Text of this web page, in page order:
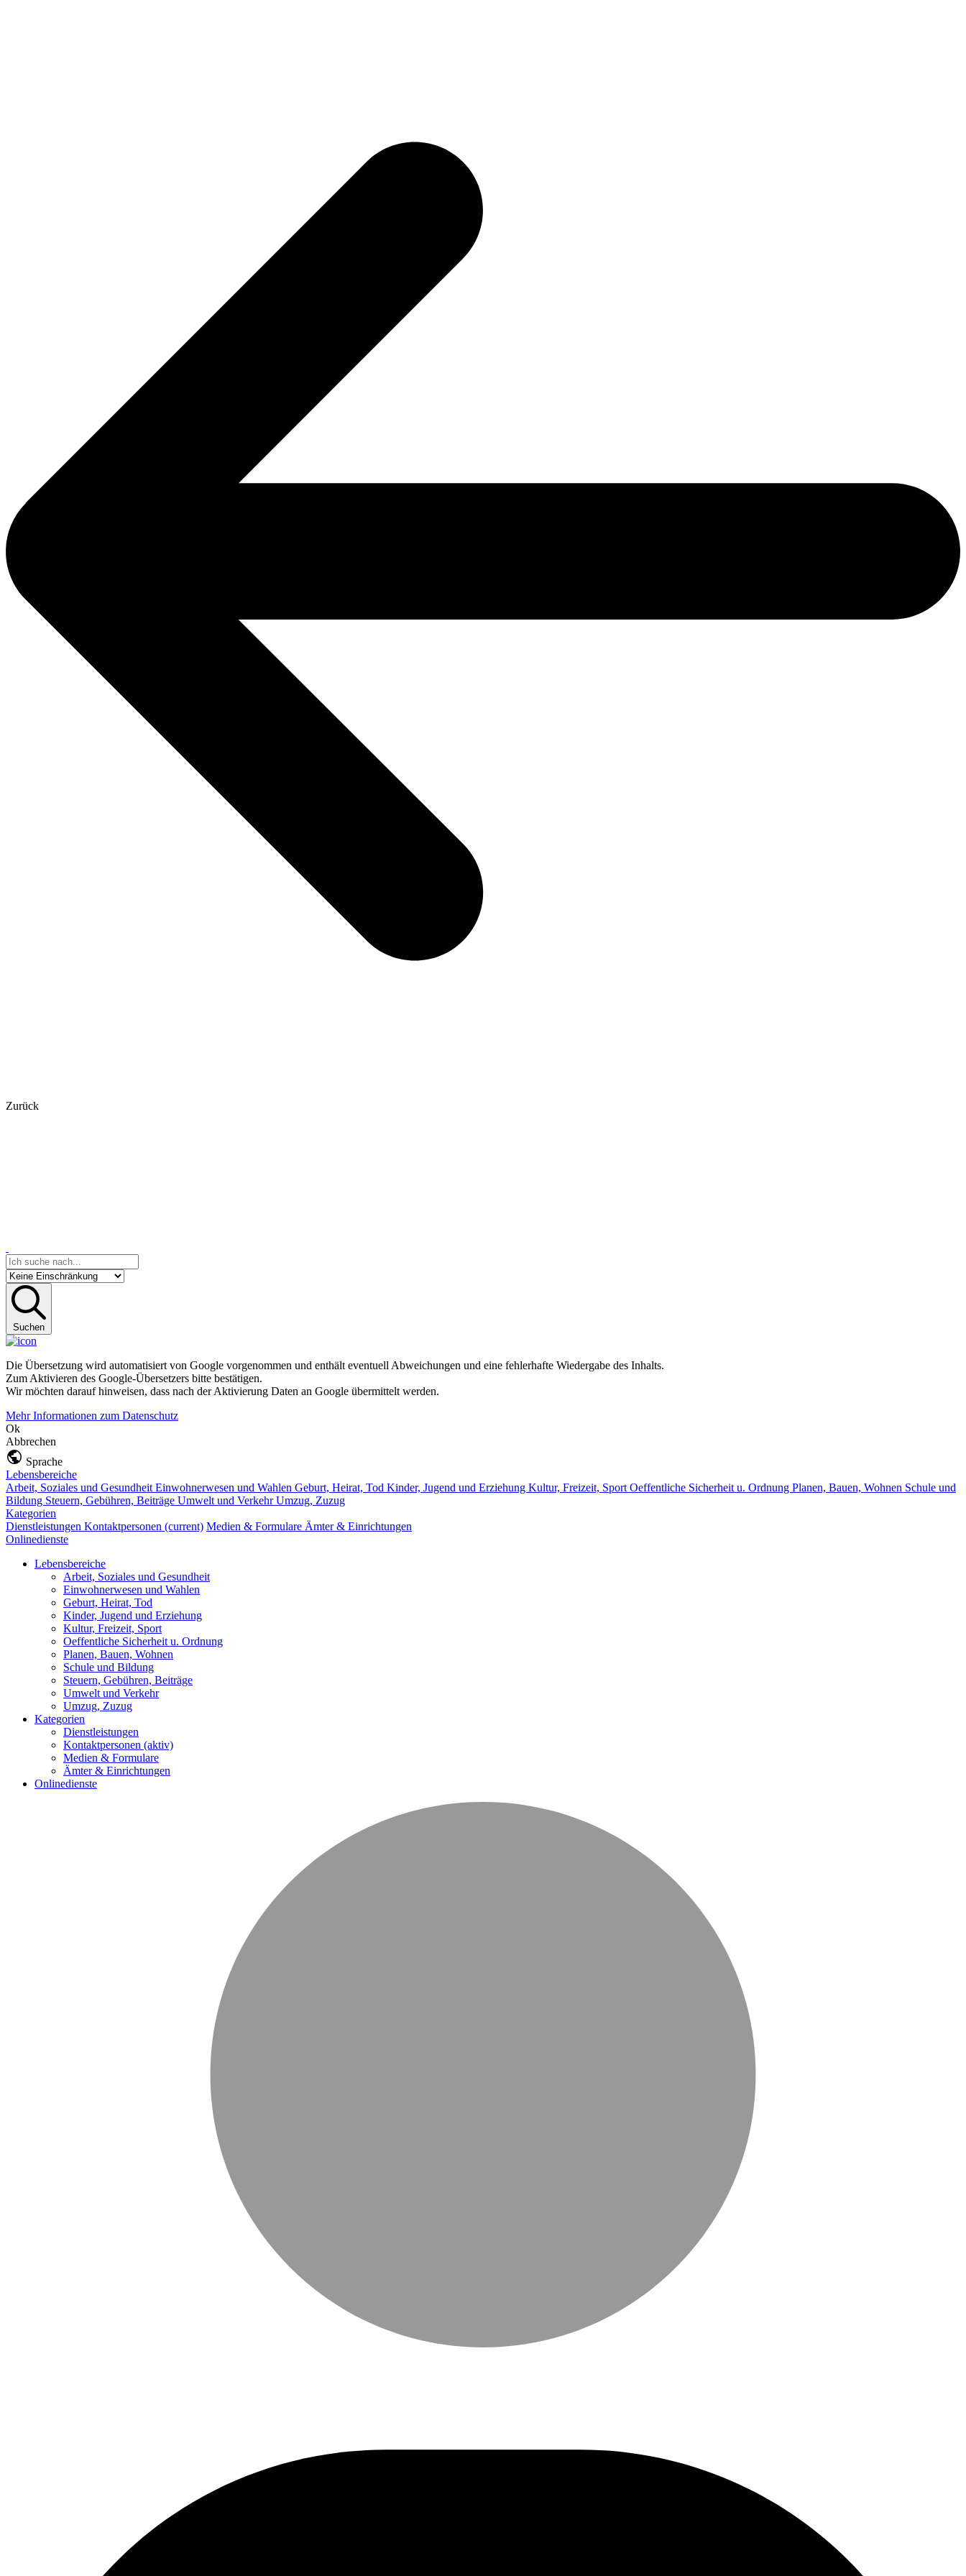
Zurück
Suchen
Die Übersetzung wird automatisiert von Google vorgenommen und enthält eventuell Abweichungen und eine fehlerhafte Wiedergabe des Inhalts.
Zum Aktivieren des Google-Übersetzers bitte bestätigen.
Wir möchten darauf hinweisen, dass nach der Aktivierung Daten an Google übermittelt werden.
Mehr Informationen zum Datenschutz
Ok
Abbrechen
Sprache
Lebensbereiche
Arbeit, Soziales und Gesundheit Einwohnerwesen und Wahlen Geburt, Heirat, Tod Kinder, Jugend und Erziehung Kultur, Freizeit, Sport Oeffentliche Sicherheit u. Ordnung Planen, Bauen, Wohnen Schule und
Bildung Steuern, Gebühren, Beiträge Umwelt und VerkehrUmzug, Zuzug
Kategorien
Dienstleistungen Kontaktpersonen (current) Medien & Formulare Ämter & Einrichtungen
Onlinedienste
Lebensbereiche
Arbeit, Soziales und Gesundheit
Einwohnerwesen und Wahlen
Geburt, Heirat, Tod
Kinder, Jugend und Erziehung
Kultur, Freizeit, Sport
Oeffentliche Sicherheit u. Ordnung
Planen, Bauen, Wohnen
Schule und Bildung
Steuern, Gebühren, Beiträge
Umwelt und Verkehr
Umzug, Zuzug
Kategorien
Dienstleistungen
Kontaktpersonen (aktiv)
Medien & Formulare
Ämter & Einrichtungen
Onlinedienste